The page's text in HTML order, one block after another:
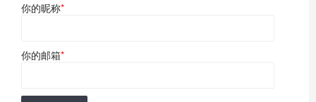
你的昵称*
你的邮箱*